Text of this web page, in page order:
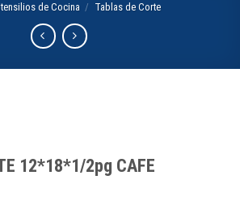
de Cocina / Tablas de Corte
12*18*1/2pg CAFE